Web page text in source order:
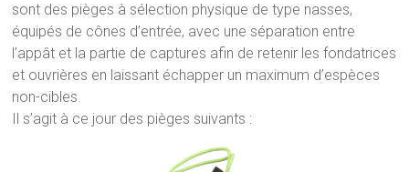
sont des pièges à sélection physique de type nasses,
équipés de cônes d’entrée, avec une séparation entre
l’appât et la partie de captures afin de retenir les fondatrices
et ouvrières en laissant échapper un maximum d’espèces
non-cibles.
Il s’agit à ce jour des pièges suivants :